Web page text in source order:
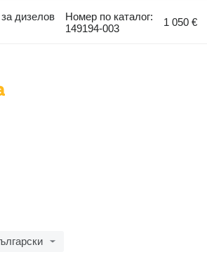
дизелов
Номер по каталог:
149194-003
1 050 €